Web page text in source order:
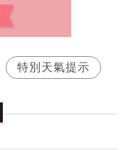
特別天氣提示